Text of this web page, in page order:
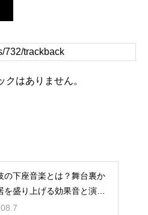
クはありません。
の下座音楽とは？舞台裏か
を盛り上げる効果音と演奏